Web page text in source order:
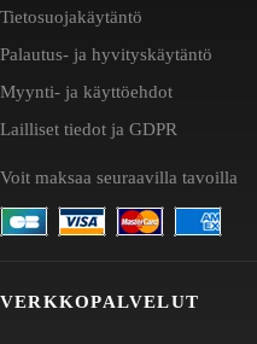
Tietosuojakäytäntö
Palautus- ja hyvityskäytäntö
Myynti- ja käyttöehdot
Lailliset tiedot ja GDPR
Voit maksaa seuraavilla tavoilla
VERKKOPALVELUT